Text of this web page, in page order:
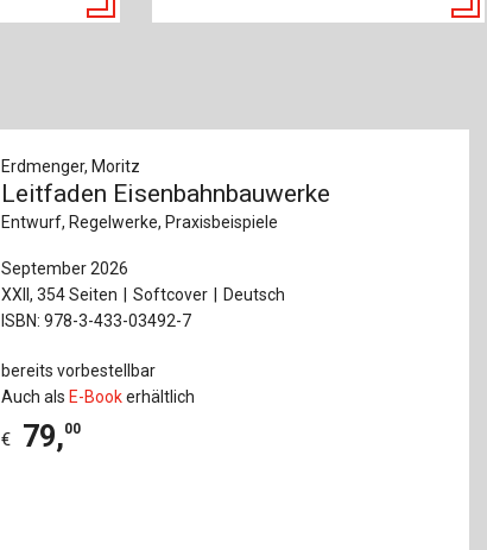
Erdmenger, Moritz
Leitfaden Eisenbahnbauwerke
Entwurf, Regelwerke, Praxisbeispiele
September 2026
XXII, 354 Seiten
Softcover
Deutsch
ISBN: 978-3-433-03492-7
bereits vorbestellbar
Auch als E-Bookerhältlich
€ 79,00